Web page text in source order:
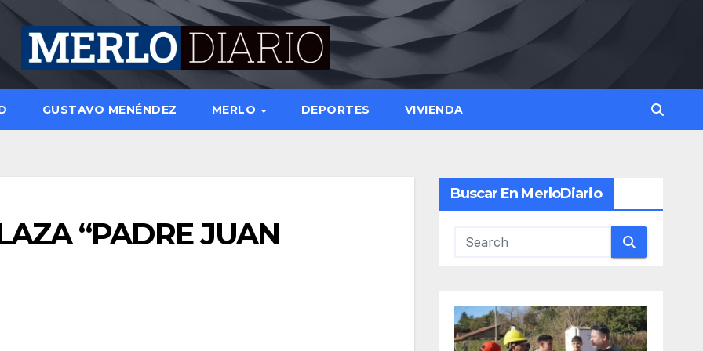
GUSTAVO MENÉNDEZ MERLO DEPORTES VIVIENDA
“PADRE JUAN
Buscar En MerloDiario